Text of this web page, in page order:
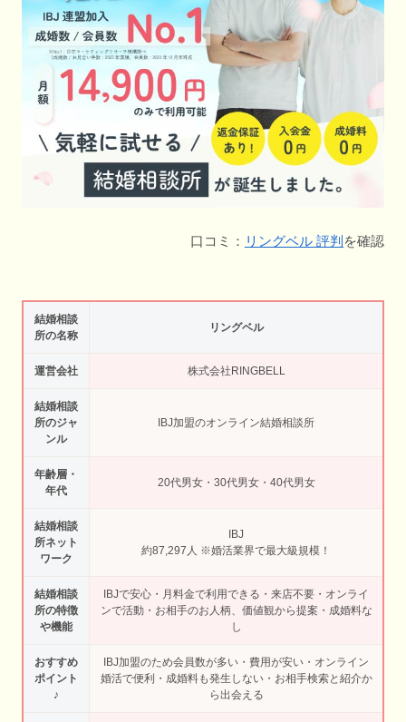
口コミ： リングベル 評判 を確認
結婚相談
所の名称
リングベル
運営会社 株式会社RINGBELL
結婚相談
所のジャ
ンル
IBJ加盟のオンライン結婚相談所
年齢層・
年代
20代男女・30代男女・40代男女
結婚相談
所ネット
ワーク
IBJ
約87,297人 ※婚活業界で最大級規模！
結婚相談
所の特徴
や機能
IBJで安心・月料金で利用できる・来店不要・オンライ
ンで活動・お相手のお人柄、価値観から提案・成婚料な
し
おすすめ
ポイント
♪
IBJ加盟のため会員数が多い・費用が安い・オンライン
婚活で便利・成婚料も発生しない・お相手検索と紹介か
ら出会える